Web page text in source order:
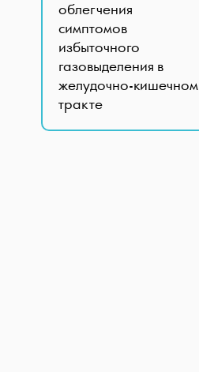
облегчения
симптомов
избыточного
газовыделения в
желудочно-кишечном
тракте